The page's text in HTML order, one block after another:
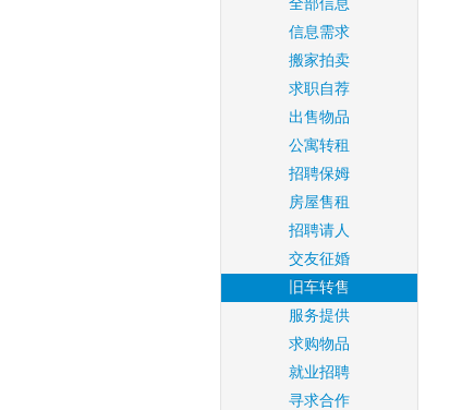
全部信息
信息需求
搬家拍卖
求职自荐
出售物品
公寓转租
招聘保姆
房屋售租
招聘请人
交友征婚
旧车转售
服务提供
求购物品
就业招聘
寻求合作